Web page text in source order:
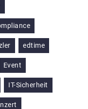
edtime
Event
IT-Sicherheit